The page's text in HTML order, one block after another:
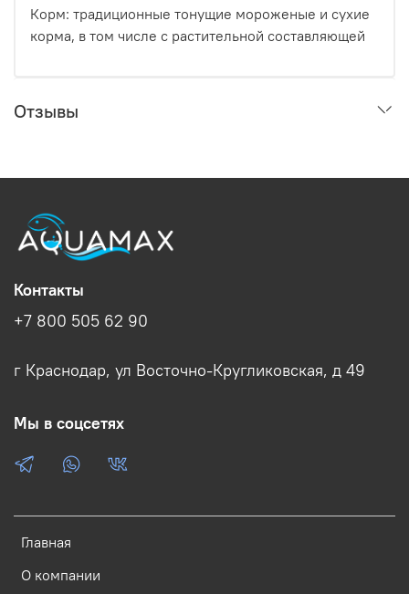
Корм: традиционные тонущие мороженые и сухие
корма, в том числе с растительной составляющей
Отзывы
Главная
О компании
Контакты
+7 800 505 62 90
г Краснодар, ул Восточно-Кругликовская, д 49
Мы в соцсетях